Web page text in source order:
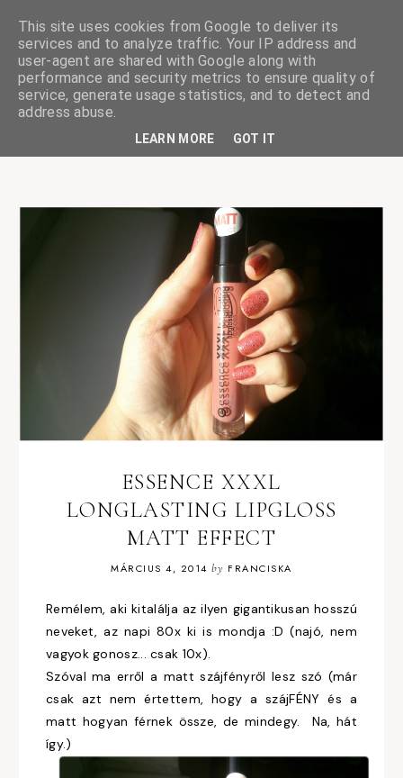
ciskaságok
ESSENCE XXXL
LONGLASTING LIPGLOSS
MATT EFFECT
MÁRCIUS 4, 2014 by FRANCISKA
Remélem, aki kitalálja az ilyen gigantikusan hosszú
neveket, az napi 80x ki is mondja :D (najó, nem
vagyok gonosz... csak 10x).
Szóval ma erről a matt szájfényről lesz szó (már
csak azt nem értettem, hogy a szájFÉNY és a
matt hogyan férnek össze, de mindegy. Na, hát
így.)
This site uses cookies from Google to deliver its
services and to analyze traffic. Your IP address and
user-agent are shared with Google along with
performance and security metrics to ensure quality of
service, generate usage statistics, and to detect and
address abuse.
LEARN MORE GOT IT